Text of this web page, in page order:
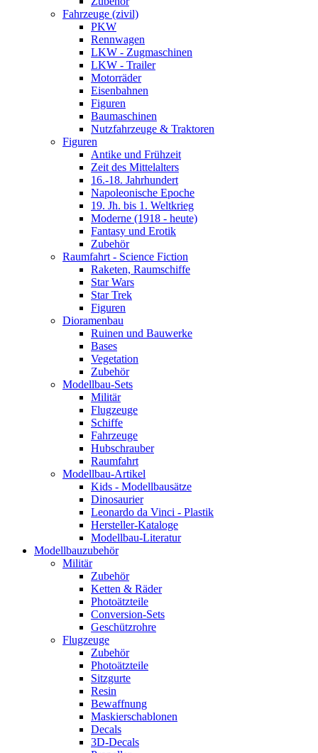
Fahrzeuge (zivil)
PKW
Rennwagen
LKW - Zugmaschinen
LKW - Trailer
Motorräder
Eisenbahnen
Figuren
Baumaschinen
Nutzfahrzeuge & Traktoren
Figuren
Antike und Frühzeit
Zeit des Mittelalters
16.-18. Jahrhundert
Napoleonische Epoche
19. Jh. bis 1. Weltkrieg
Moderne (1918 - heute)
Fantasy und Erotik
Zubehör
Raumfahrt - Science Fiction
Raketen, Raumschiffe
Star Wars
Star Trek
Figuren
Dioramenbau
Ruinen und Bauwerke
Bases
Vegetation
Zubehör
Modellbau-Sets
Militär
Flugzeuge
Schiffe
Fahrzeuge
Hubschrauber
Raumfahrt
Modellbau-Artikel
Kids - Modellbausätze
Dinosaurier
Leonardo da Vinci - Plastik
Hersteller-Kataloge
Modellbau-Literatur
Modellbauzubehör
Militär
Zubehör
Ketten & Räder
Photoätzteile
Conversion-Sets
Geschützrohre
Flugzeuge
Zubehör
Photoätzteile
Sitzgurte
Resin
Bewaffnung
Maskierschablonen
Decals
3D-Decals